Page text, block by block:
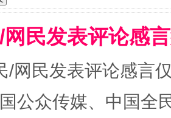
民发表评论感
/网民发表评论感言
公众传媒、中国全